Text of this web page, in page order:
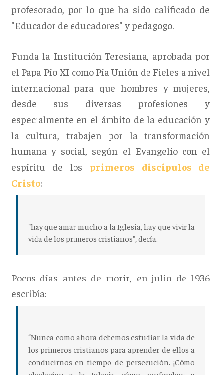
profesorado, por lo que ha sido calificado de
"Educador de educadores" y pedagogo.
Funda la Institución Teresiana, aprobada por
el Papa Pío XI como Pía Unión de Fieles a nivel
internacional para que hombres y mujeres,
desde sus diversas profesiones y
especialmente en el ámbito de la educación y
la cultura, trabajen por la transformación
humana y social, según el Evangelio con el
espíritu de los primeros discípulos de
Cristo:
"hay que amar mucho a la Iglesia, hay que vivir la
vida de los primeros cristianos", decía.
Pocos días antes de morir, en julio de 1936
escribía:
“Nunca como ahora debemos estudiar la vida de
los primeros cristianos para aprender de ellos a
conducirnos en tiempo de persecución. ¡Cómo